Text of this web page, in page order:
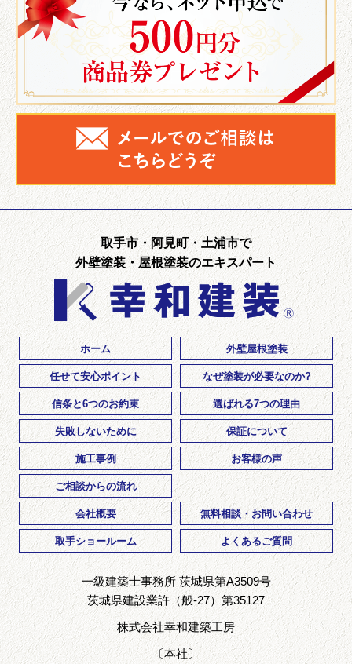
取手市・阿見町・土浦市で
外壁塗装・屋根塗装のエキスパート
ホーム 外壁屋根塗装
任せて安心ポイント なぜ塗装が必要なのか?
信条と6つのお約束 選ばれる7つの理由
失敗しないために 保証について
施工事例 お客様の声
ご相談からの流れ
会社概要 無料相談・お問い合わせ
取手ショールーム よくあるご質問
一級建築士事務所 茨城県第A3509号
茨城県建設業許（般-27）第35127
株式会社幸和建築工房
〔本社〕